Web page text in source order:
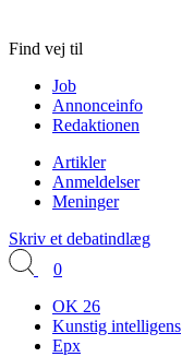
Find vej til
Job
Annonceinfo
Redaktionen
Artikler
Anmeldelser
Meninger
Skriv et debatindlæg
0
OK 26
Kunstig intelligens
Epx